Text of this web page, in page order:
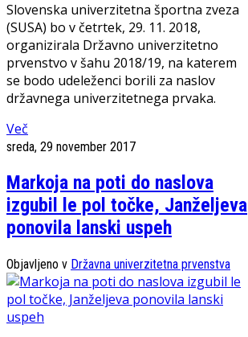
Slovenska univerzitetna športna zveza
(SUSA) bo v četrtek, 29. 11. 2018,
organizirala Državno univerzitetno
prvenstvo v šahu 2018/19, na katerem
se bodo udeleženci borili za naslov
državnega univerzitetnega prvaka.
Več
sreda, 29 november 2017
Markoja na poti do naslova
izgubil le pol točke, Janželjeva
ponovila lanski uspeh
Objavljeno v Državna univerzitetna prvenstva